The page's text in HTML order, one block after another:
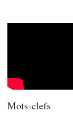
Mots-clefs